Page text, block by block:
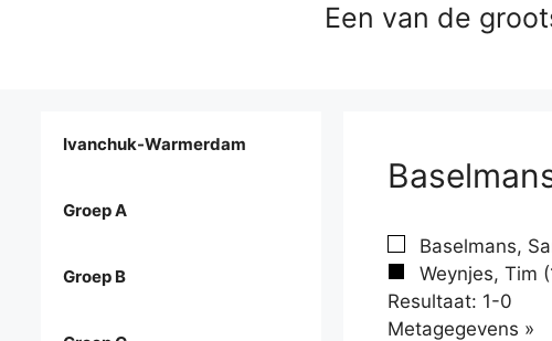
Een van de
Baselmans,
Weynjes, Tim
Resultaat: 1-0
Metagegevens »
Ivanchuk-Warmerdam
Groep A
Groep B